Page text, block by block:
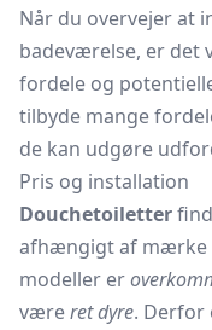
Når du overvejer at
badeværelse, er det
fordele og
tilbyde mange
de kan udgøre
Pris og installation
Douchetoiletter
afhængigt af mærke
modeller er
væreret dyre. Derfor